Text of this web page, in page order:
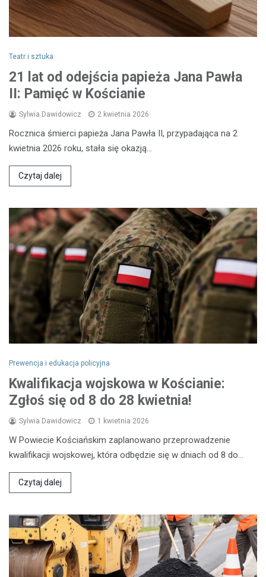
Teatr i sztuka
21 lat od odejścia papieża Jana Pawła
II: Pamięć w Kościanie
Sylwia Dawidowicz 2 kwietnia 2026
Rocznica śmierci papieża Jana Pawła II, przypadająca na 2
kwietnia 2026 roku, stała się okazją…
Czytaj dalej
Prewencja i edukacja policyjna
Kwalifikacja wojskowa w Kościanie:
Zgłoś się od 8 do 28 kwietnia!
Sylwia Dawidowicz 1 kwietnia 2026
W Powiecie Kościańskim zaplanowano przeprowadzenie
kwalifikacji wojskowej, która odbędzie się w dniach od 8 do…
Czytaj dalej